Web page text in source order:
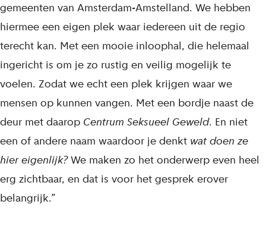
gemeenten van Amsterdam-Amstelland. We hebben
hiermee een eigen plek waar iedereen uit de regio
terecht kan. Met een mooie inloophal, die helemaal
ingericht is om je zo rustig en veilig mogelijk te
voelen. Zodat we echt een plek krijgen waar we
mensen op kunnen vangen. Met een bordje naast de
deur met daarop Centrum Seksueel Geweld. En niet
een of andere naam waardoor je denkt wat doen ze
hier eigenlijk?We maken zo het onderwerp even heel
erg zichtbaar, en dat is voor het gesprek erover
belangrijk.”